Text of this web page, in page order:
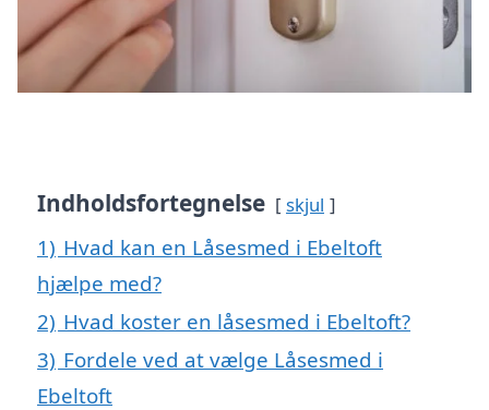
Indholdsfortegnelse skjul
1) Hvad kan en Låsesmed i Ebeltoft
hjælpe med?
2) Hvad koster en låsesmed i Ebeltoft?
3) Fordele ved at vælge Låsesmed i
Ebeltoft